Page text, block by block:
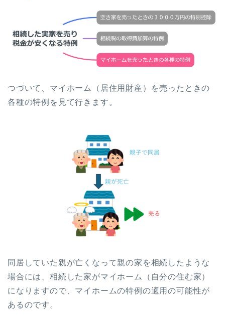
つづいて、マイホーム（居住用財産）を売ったときの
各種の特例を見て行きます。
同居していた親が亡くなって親の家を相続したような
場合には、相続した家がマイホーム（自分の住む家）
になりますので、マイホームの特例の適用の可能性が
あるのです。